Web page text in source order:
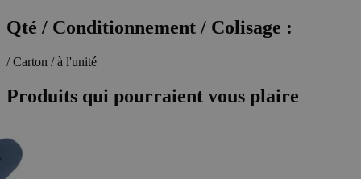
Qté / Conditionnement / Colisage :
/ Carton / à l'unité
Produits qui pourraient vous plaire